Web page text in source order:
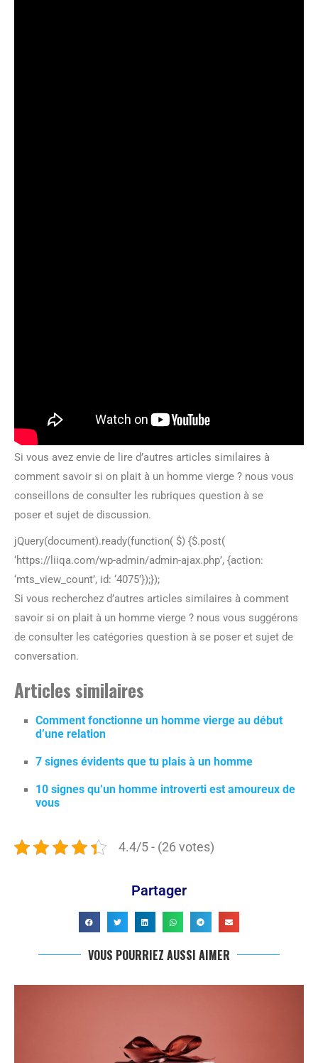
Si vous avez envie de lire d’autres articles similaires à
comment savoir si on plait à un homme vierge ? nous vous
conseillons de consulter les rubriques question à se
poser et sujet de discussion.
jQuery(document).ready(function( $) {$.post(
‘https://liiqa.com/wp-admin/admin-ajax.php’, {action:
‘mts_view_count’, id: ‘4075’});});
Si vous recherchez d’autres articles similaires à comment
savoir si on plait à un homme vierge ? nous vous suggérons
de consulter les catégories question à se poser et sujet de
conversation.
Articles similaires
Comment fonctionne un homme vierge au début
d’une relation
7 signes évidents que tu plais à un homme
10 signes qu’un homme introverti est amoureux de
vous
4.4/5 - (26 votes)
Partager
VOUS POURRIEZ AUSSI AIMER